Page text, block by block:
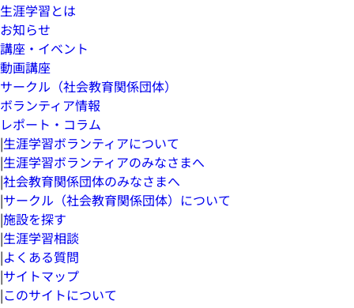
生涯学習とは
お知らせ
講座・イベント
動画講座
サークル（社会教育関係団体）
ボランティア情報
レポート・コラム
|生涯学習ボランティアについて
|生涯学習ボランティアのみなさまへ
|社会教育関係団体のみなさまへ
|サークル（社会教育関係団体）について
|施設を探す
|生涯学習相談
|よくある質問
|サイトマップ
|このサイトについて